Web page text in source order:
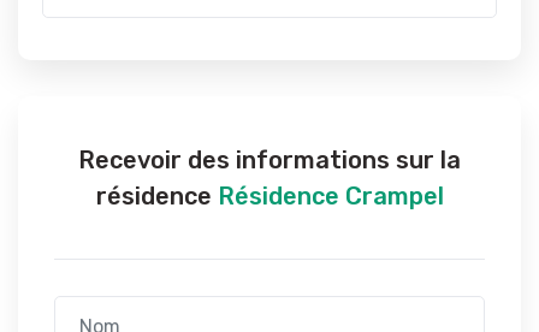
Recevoir des informations sur la
résidence Résidence Crampel